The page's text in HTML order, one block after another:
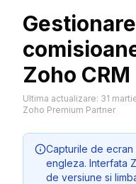
Zoho CRM
Ultima actualizare: 31
Zoho Premium Partner
Capturile de ecran
engleza. Interfata
de versiune si